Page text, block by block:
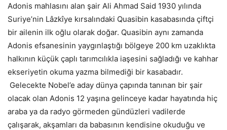
Adonis mahlasını alan şair Ali Ahmad Said 1930 yılında
Suriye’nin Lâzkîye kırsalındaki Quasibin kasabasında çiftçi
bir ailenin ilk oğlu olarak doğar. Quasibin aynı zamanda
Adonis efsanesinin yaygınlaştığı bölgeye 200 km uzaklıkta
halkının küçük çaplı tarımcılıkla iaşesini sağladığı ve kahhar
ekseriyetin okuma yazma bilmediği bir kasabadır.
Gelecekte Nobel’e aday dünya çapında tanınan bir şair
olacak olan Adonis 12 yaşına gelinceye kadar hayatında hiç
araba ya da radyo görmeden gündüzleri vadilerde
çalışarak, akşamları da babasının kendisine okuduğu ve